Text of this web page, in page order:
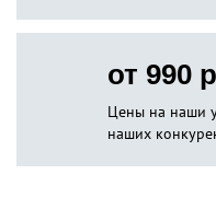
от 990
Цены на наши
наших